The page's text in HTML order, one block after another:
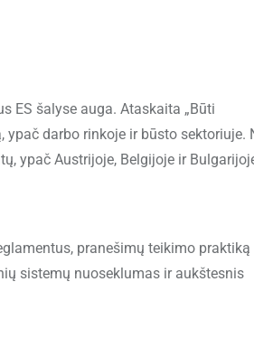
ES šalyse auga. Ataskaita „Būti
darbo rinkoje ir būsto sektoriuje.
ypač Austrijoje, Belgijoje ir
pranešimų teikimo praktiką
sistemų nuoseklumas ir aukštesnis